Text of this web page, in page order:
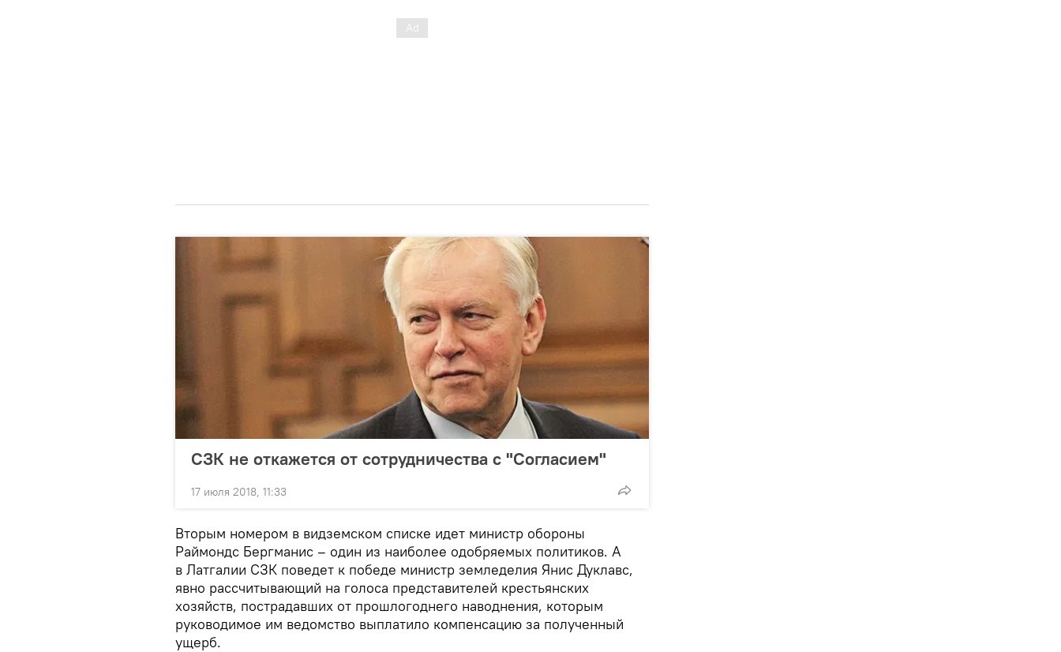
СЗК не откажется от сотрудничества с "Согласием"
17 июля 2018, 11:33
Вторым номером в видземском списке идет министр обороны
Раймондс Бергманис – один из наиболее одобряемых политиков. А
в Латгалии СЗК поведет к победе министр земледелия Янис Дуклавс,
явно рассчитывающий на голоса представителей крестьянских
хозяйств, пострадавших от прошлогоднего наводнения, которым
руководимое им ведомство выплатило компенсацию за полученный
ущерб.